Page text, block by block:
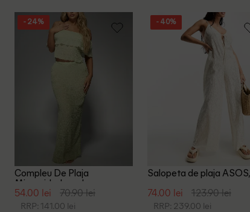
- 24%
Compleu De Plaja
Missguided, verde
54.00 lei 70.90 lei
RRP: 141.00 lei
- 40%
Salopeta de plaja ASOS,
74.00 lei 123.90 lei
RRP: 239.00 lei